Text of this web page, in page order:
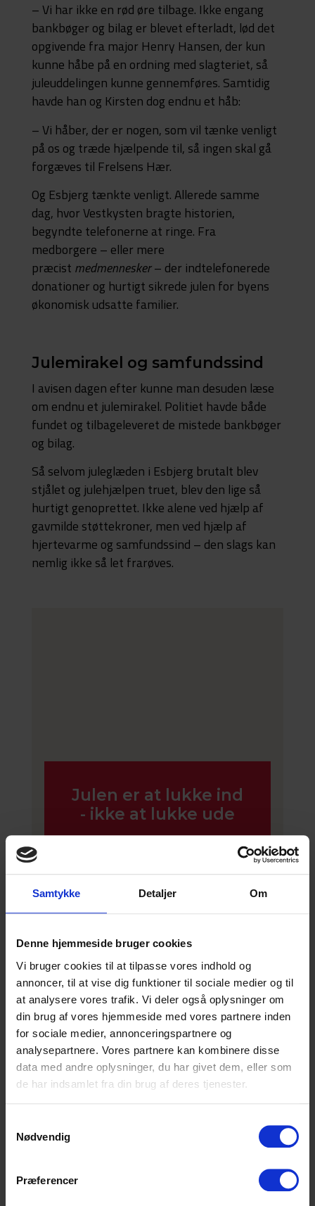
Samtykke Detaljer Om
Denne hjemmeside bruger cookies
Vi bruger cookies til at tilpasse vores indhold og
annoncer, til at vise dig funktioner til sociale medier og til
at analysere vores trafik. Vi deler også oplysninger om
din brug af vores hjemmeside med vores partnere inden
for sociale medier, annonceringspartnere og
analysepartnere. Vores partnere kan kombinere disse
data med andre oplysninger, du har givet dem, eller som
de har indsamlet fra din brug af deres tjenester.
Nødvendig
Præferencer
– Vi har ikke en rød øre tilbage. Ikke engang
bankbøger og bilag er blevet efterladt, lød det
opgivende fra major Henry Hansen, der kun
kunne håbe på en ordning med slagteriet, så
juleuddelingen kunne gennemføres. Samtidig
havde han og Kirsten dog endnu et håb:
– Vi håber, der er nogen, som vil tænke venligt
på os og træde hjælpende til, så ingen skal gå
forgæves til Frelsens Hær.
Og Esbjerg tænkte venligt. Allerede samme
dag, hvor Vestkysten bragte historien,
begyndte telefonerne at ringe. Fra
medborgere – eller mere
præcist medmennesker– der indtelefonerede
donationer og hurtigt sikrede julen for byens
økonomisk udsatte familier.
Julemirakel og samfundssind
I avisen dagen efter kunne man desuden læse
om endnu et julemirakel. Politiet havde både
fundet og tilbageleveret de mistede bankbøger
og bilag.
Så selvom juleglæden i Esbjerg brutalt blev
stjålet og julehjælpen truet, blev den lige så
hurtigt genoprettet. Ikke alene ved hjælp af
gavmilde støttekroner, men ved hjælp af
hjertevarme og samfundssind – den slags kan
nemlig ikke så let frarøves.
Julen er at lukke ind
- ikke at lukke ude
julehjælp
Frelsens Hær har delt Julehjælp ud til økonomisk
trængte
i Danmark
i 125 år. Bag hver julepakke
står et menneske, et hjem, en jul der blev mulig.
Gå på opdagelse i historierne om julehjælp
dengang og i dag:
Se flere historier